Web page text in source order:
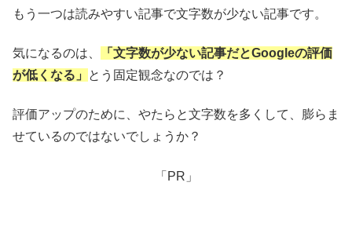
もう一つは読みやすい記事で文字数が少ない記事です。
気になるのは、
「文字数が少ない記事だとGoogleの評価
が低くなる」
とう固定観念なのでは？
評価アップのために、やたらと文字数を多くして、膨らま
せているのではないでしょうか？
「PR」